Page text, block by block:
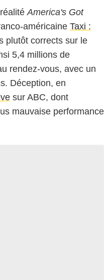
America's Got
américaine Taxi :
plutôt corrects sur le
5,4 millions de
rendez-vous, avec un
Déception, en
sur ABC, dont
mauvaise performance